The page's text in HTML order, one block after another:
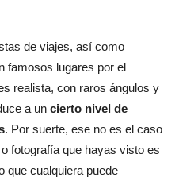
de viajes, así como
famosos lugares por el
realista, con raros ángulos y
a un cierto nivel de
. Por suerte, ese no es el caso
fotografía que hayas visto es
que cualquiera puede